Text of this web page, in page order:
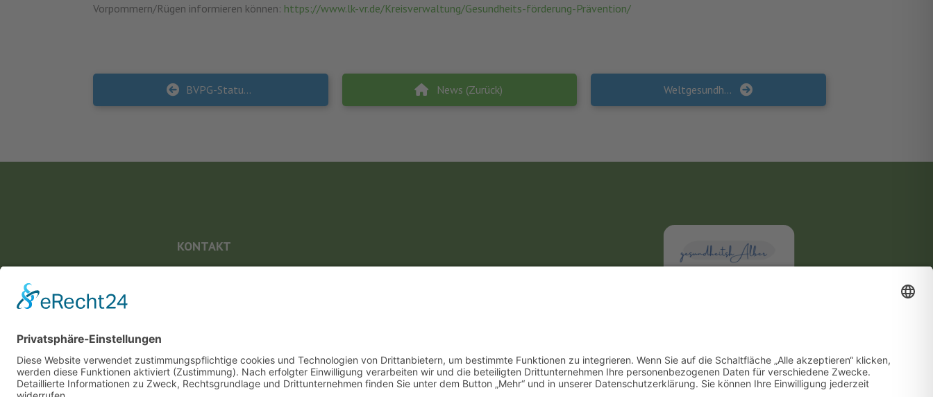
Vorpommern/Rügen informieren können: https://www.lk-vr.de/Kreisverwaltung/Gesundheits-förderung-Prävention/
BVPG-Statuskonferenz 2022 News (Zurück) Weltgesundheitstag 2022: Klimawandel und Gesundheit
KONTAKT
info@lvg-mv.de
0385 2007 386 0
Di.
9:00 - 12:00 Uhr | 13:00 - 15:00 Uhr
Mi.
9:00 - 12:00 Uhr | 13:00 - 15:00 Uhr
WIR SIND MITGLIED!